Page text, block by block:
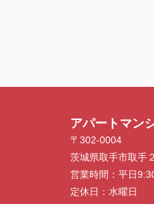
アパートマン
〒302-0004
茨城県取手市取手
営業時間： 平日
定休日： 水曜日